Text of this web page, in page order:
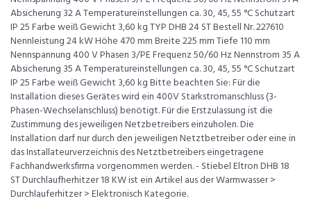
Absicherung 32 A Temperatureinstellungen ca. 30, 45, 55 °C Schutzart
IP 25 Farbe weiß Gewicht 3,60 kg TYP DHB 24 ST Bestell Nr. 227610
Nennleistung 24 kW Höhe 470 mm Breite 225 mm Tiefe 110 mm
Nennspannung 400 V Phasen 3/PE Frequenz 50/60 Hz Nennstrom 35 A
Absicherung 35 A Temperatureinstellungen ca. 30, 45, 55 °C Schutzart
IP 25 Farbe weiß Gewicht 3,60 kg Bitte beachten Sie: Für die
Installation dieses Gerätes wird ein 400V Starkstromanschluss (3-
Phasen-Wechselanschluss) benötigt. Für die Erstzulassung ist die
Zustimmung des jeweiligen Netzbetreibers einzuholen. Die
Installation darf nur durch den jeweiligen Netztbetreiber oder eine in
das Installateurverzeichnis des Netztbetreibers eingetragene
Fachhandwerksfirma vorgenommen werden. - Stiebel Eltron DHB 18
ST Durchlaufherhitzer 18 KW ist ein Artikel aus der Warmwasser >
Durchlauferhitzer > Elektronisch Kategorie.